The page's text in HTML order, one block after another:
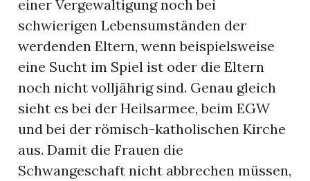
einer Vergewaltigung noch bei
schwierigen Lebensumständen der
werdenden Eltern, wenn beispielsweise
eine Sucht im Spiel ist oder die Eltern
noch nicht volljährig sind. Genau gleich
sieht es bei der Heilsarmee, beim EGW
und bei der römisch-katholischen Kirche
aus. Damit die Frauen die
Schwangeschaft nicht abbrechen müssen,